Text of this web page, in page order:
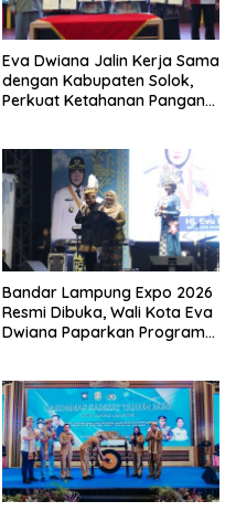
Eva Dwiana Jalin Kerja Sama
dengan Kabupaten Solok,
Perkuat Ketahanan Pangan
Bandar Lampung Expo 2026
Resmi Dibuka, Wali Kota Eva
Dwiana Paparkan Program
Lampung